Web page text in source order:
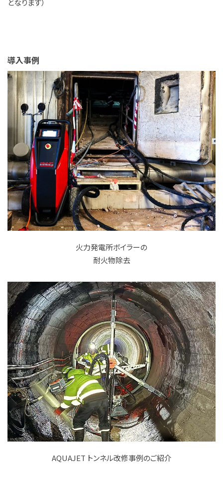
となります）
導入事例
火力発電所ボイラーの
耐火物除去
AQUAJET トンネル改修事例のご紹介